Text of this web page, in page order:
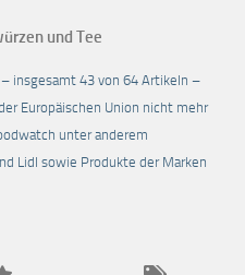
und Tee
insgesamt 43 von 64 Artikeln –
Europäischen Union nicht mehr
unter anderem
Lidl sowie Produkte der Marken